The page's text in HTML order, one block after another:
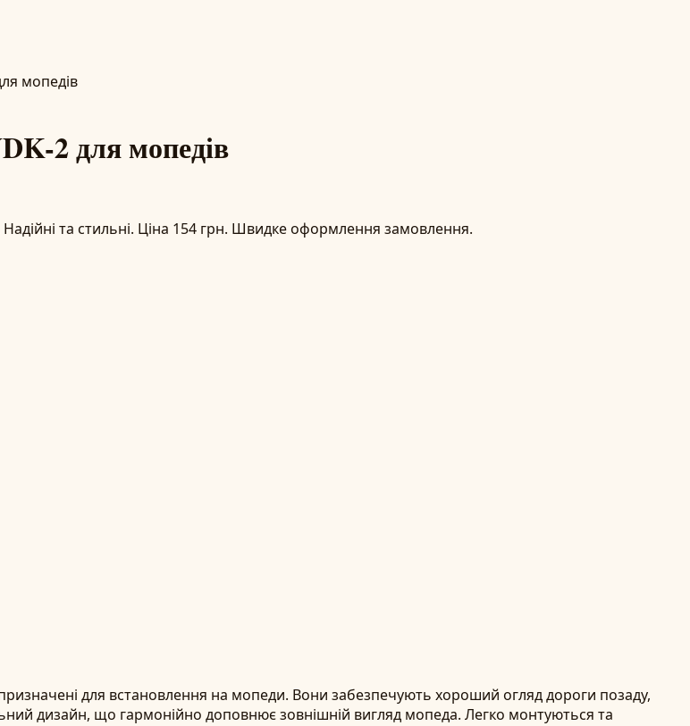
мопедів
2 для мопедів
та стильні. Ціна 154 грн. Швидке оформлення замовлення.
для встановлення на мопеди. Вони забезпечують хороший огляд дороги позаду,
дизайн, що гармонійно доповнює зовнішній вигляд мопеда. Легко монтуються та